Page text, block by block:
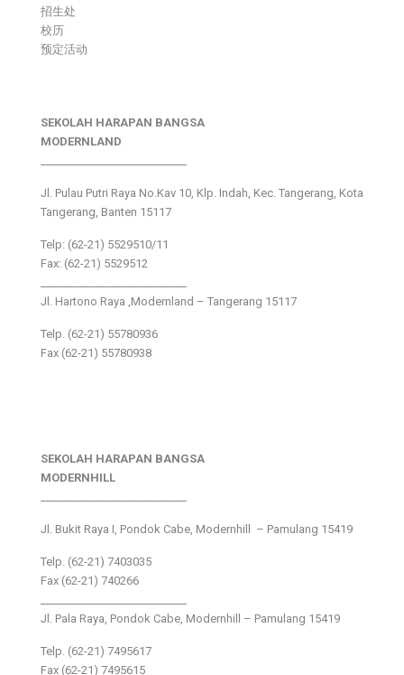
招生处
校历
预定活动
SEKOLAH HARAPAN BANGSA
MODERNLAND
Jl. Pulau Putri Raya No.Kav 10, Klp. Indah, Kec. Tangerang, Kota
Tangerang, Banten 15117
Telp: (62-21) 5529510/11
Fax: (62-21) 5529512
Jl. Hartono Raya ,Modernland – Tangerang 15117
Telp. (62-21) 55780936
Fax (62-21) 55780938
SEKOLAH HARAPAN BANGSA
MODERNHILL
Jl. Bukit Raya I, Pondok Cabe, Modernhill – Pamulang 15419
Telp. (62-21) 7403035
Fax (62-21) 740266
Jl. Pala Raya, Pondok Cabe, Modernhill – Pamulang 15419
Telp. (62-21) 7495617
Fax (62-21) 7495615